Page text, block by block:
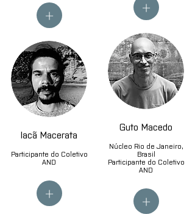
+
Iacã Macerata
Participante do Coletivo
AND
+
+
Guto Macedo
Núcleo Rio de Janeiro,
Brasil
Participante do Coletivo
AND
+